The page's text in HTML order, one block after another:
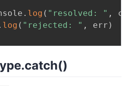
. log ( "resolved: " ,
log ( "rejected: " , err )